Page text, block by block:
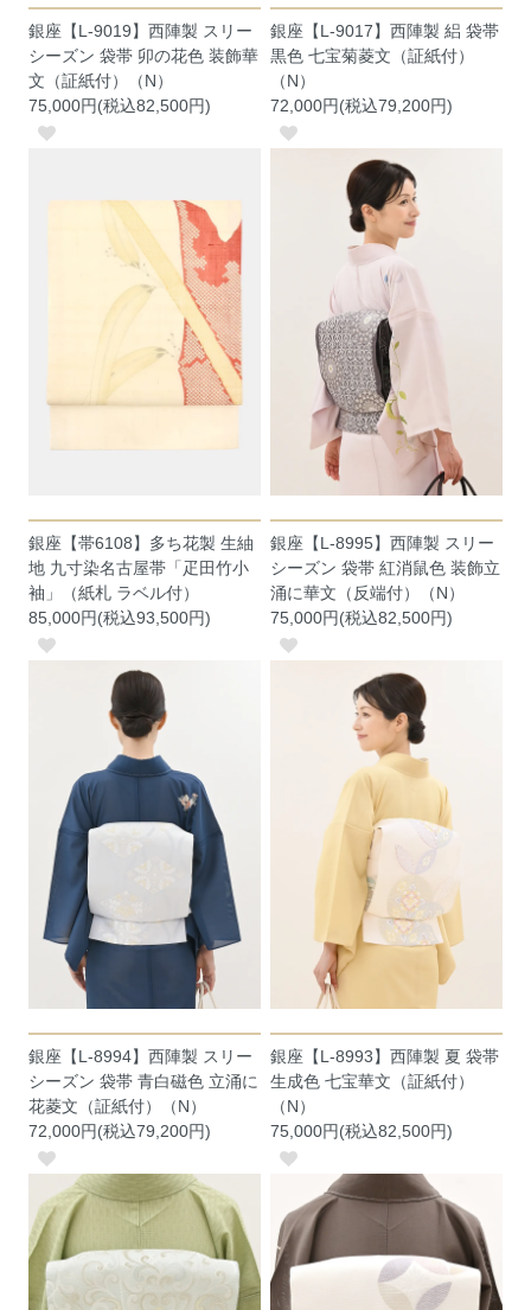
銀座【L-9019】西陣製 スリー
シーズン 袋帯 卯の花色 装飾華
文（証紙付）（N）
75,000円(税込82,500円)
銀座【L-9017】西陣製 絽 袋帯
黒色 七宝菊菱文（証紙付）
（N）
72,000円(税込79,200円)
銀座【帯6108】多ち花製 生紬
地 九寸染名古屋帯「疋田竹小
袖」（紙札 ラベル付）
85,000円(税込93,500円)
銀座【L-8995】西陣製 スリー
シーズン 袋帯 紅消鼠色 装飾立
涌に華文（反端付）（N）
75,000円(税込82,500円)
銀座【L-8994】西陣製 スリー
シーズン 袋帯 青白磁色 立涌に
花菱文（証紙付）（N）
72,000円(税込79,200円)
銀座【L-8993】西陣製 夏 袋帯
生成色 七宝華文（証紙付）
（N）
75,000円(税込82,500円)